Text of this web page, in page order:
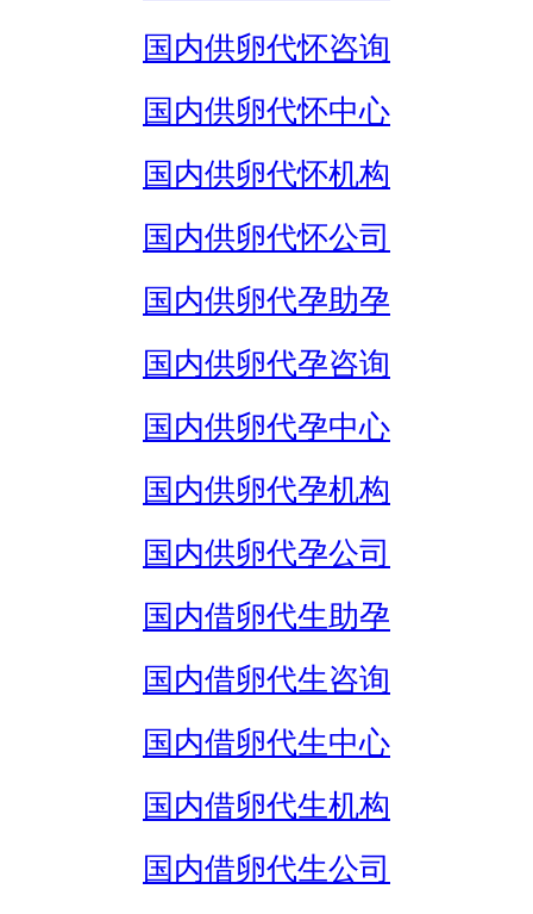
国内供卵代怀咨询
国内供卵代怀中心
国内供卵代怀机构
国内供卵代怀公司
国内供卵代孕助孕
国内供卵代孕咨询
国内供卵代孕中心
国内供卵代孕机构
国内供卵代孕公司
国内借卵代生助孕
国内借卵代生咨询
国内借卵代生中心
国内借卵代生机构
国内借卵代生公司